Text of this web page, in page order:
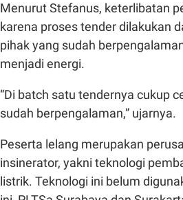
Menurut Stefanus, keterlibatan
karena proses tender dilakukan
pihak yang sudah
menjadi energi.
“Di batch satu tendernya cukup
sudah berpengalaman,” ujarnya.
Peserta lelang merupakan
insinerator, yakni teknologi
listrik. Teknologi ini belum